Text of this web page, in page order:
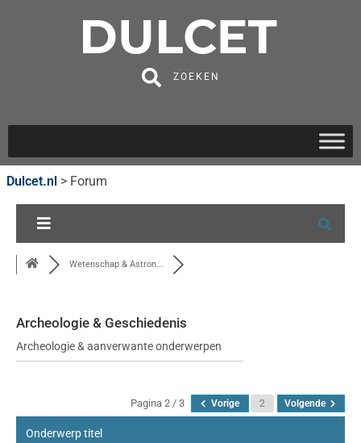
ZOEKEN
Dulcet.nl > Forum
Wetenschap & Astron...
Archeologie & Geschiedenis
Archeologie & aanverwante onderwerpen
Pagina 2 / 3 Vorige Volgende
Onderwerp titel